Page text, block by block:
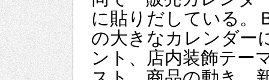
に貼りだしている。
の大きなカレンダー
ント、店内装飾テー